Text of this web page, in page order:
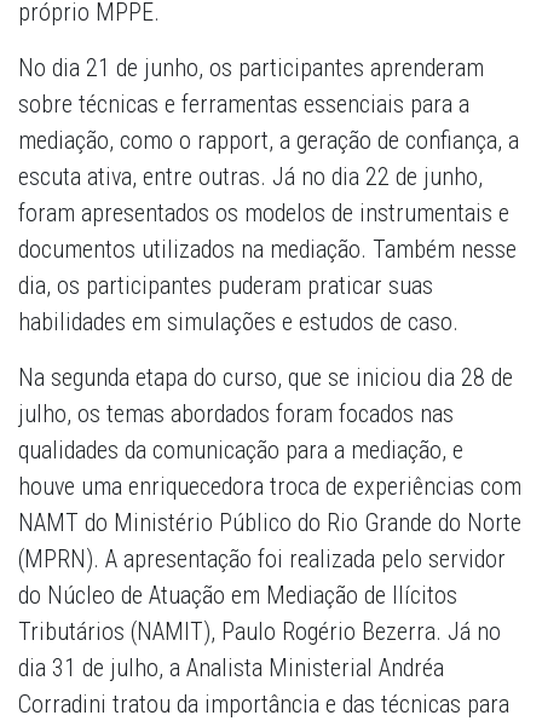
próprio MPPE.
No dia 21 de junho, os participantes aprenderam
sobre técnicas e ferramentas essenciais para a
mediação, como o rapport, a geração de confiança, a
escuta ativa, entre outras. Já no dia 22 de junho,
foram apresentados os modelos de instrumentais e
documentos utilizados na mediação. Também nesse
dia, os participantes puderam praticar suas
habilidades em simulações e estudos de caso.
Na segunda etapa do curso, que se iniciou dia 28 de
julho, os temas abordados foram focados nas
qualidades da comunicação para a mediação, e
houve uma enriquecedora troca de experiências com
NAMT do Ministério Público do Rio Grande do Norte
(MPRN). A apresentação foi realizada pelo servidor
do Núcleo de Atuação em Mediação de Ilícitos
Tributários (NAMIT), Paulo Rogério Bezerra. Já no
dia 31 de julho, a Analista Ministerial Andréa
Corradini tratou da importância e das técnicas para